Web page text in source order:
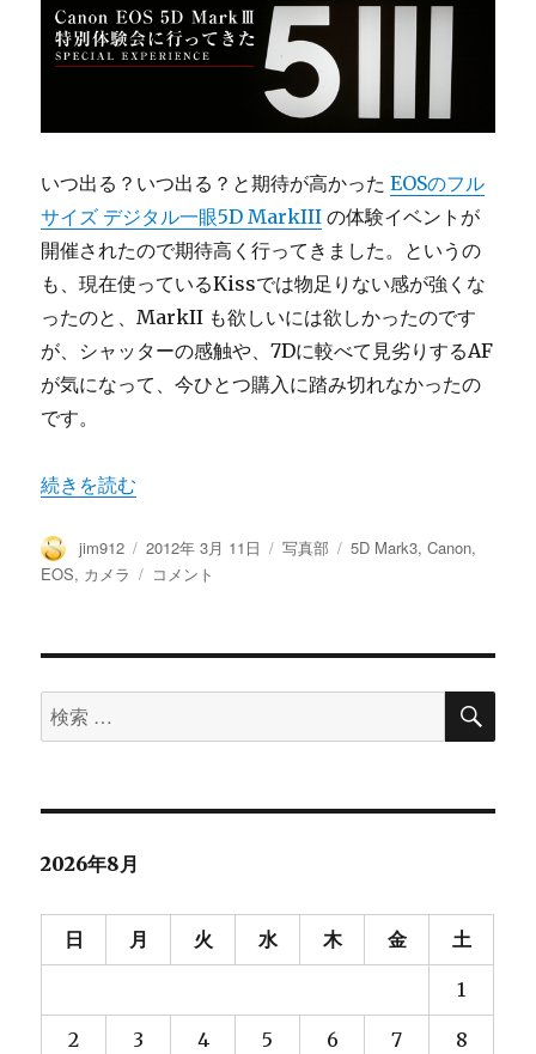
いつ出る？いつ出る？と期待が高かったEOSのフル
サイズ デジタル一眼5D MarkIII の体験イベントが
開催されたので期待高く行ってきました。というの
も、現在使っているKissでは物足りない感が強くな
ったのと、MarkII も欲しいには欲しかったのです
が、シャッターの感触や、7Dに較べて見劣りするAF
が気になって、今ひとつ購入に踏み切れなかったの
です。
“Canon EOS 5D MarkⅢ を初体験！” の
続きを読む
投
稿
jim912
投
稿
2012年 3月 11日
カ
写真部
タ
5D Mark3,Canon,
EOS, カメラ
Canon
MarkⅢ
初
験！
コメント
検
索
象:
検
2026年8月
日 月 火 水 木 金 土
1
2 3 4 5 6 7 8